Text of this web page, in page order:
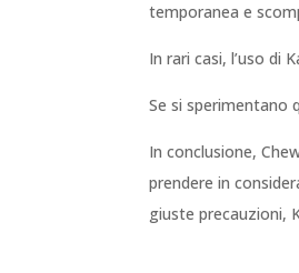
temporanea e
In rari casi, l’uso di
Se si sperimentano
In conclusione,
prendere in
giuste precauzioni,